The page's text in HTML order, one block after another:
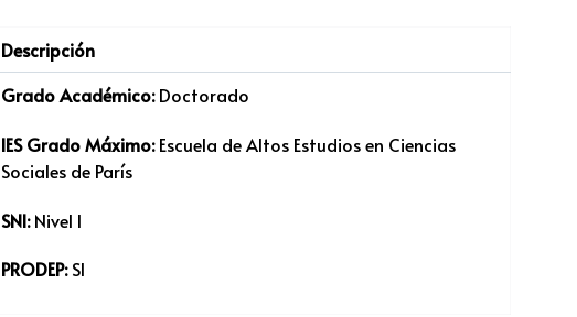
Descripción
Grado Académico:Doctorado
IES Grado Máximo:Escuela de Altos Estudios en Ciencias
Sociales de París
SNI:Nivel I
PRODEP:SI